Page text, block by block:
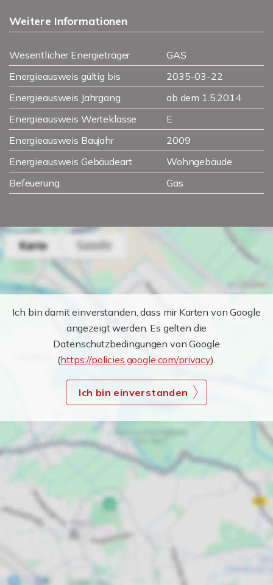
Weitere Informationen
Wesentlicher Energieträger
GAS
Energieausweis gültig bis
2035-03-22
Energieausweis Jahrgang
ab dem 1.5.2014
Energieausweis Werteklasse
E
Energieausweis Baujahr
2009
Energieausweis Gebäudeart
Wohngebäude
Befeuerung
Gas
Ich bin damit einverstanden, dass mir Karten von Google
angezeigt werden. Es gelten die
Datenschutzbedingungen von Google
(https://policies.google.com/privacy).
Ich bin einverstanden